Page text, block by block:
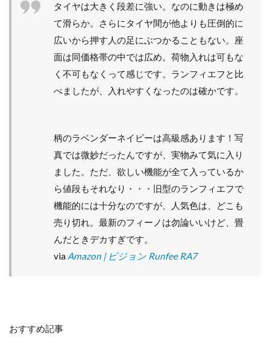
タイヤは大きく段差に強い。なのに動きは極め
て滑らか。さらにタイヤ間が他よりも圧倒的に
広いから押す人の足にぶつかることもない。座
面は同価格帯の中では広め。荷物入れは可もな
く不可もなくって感じです。ランフィエフと比
べましたが、入れやすくなったのは確かです。
柄のラベンダーネイビーは高級感あります！写
真では微妙だったんですが、実物みて気に入り
ました。ただ、欲しい機能が全て入っているか
ら値段もそれなり・・・旧型のランフィエフで
機能的には十分なのですが、人気色は、どこも
売り切れ。最新のフィーノは勿論いいけど、畳
んだときデカすぎです。
via Amazon | ピジョン Runfee RA7
おすすめ記事